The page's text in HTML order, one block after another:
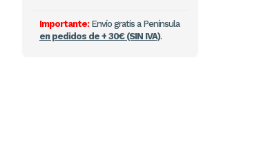
Importante:Envío gratis a Península
en pedidos de + 30€ (SIN IVA).